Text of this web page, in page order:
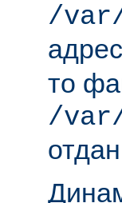
/var/
адрес
то
/